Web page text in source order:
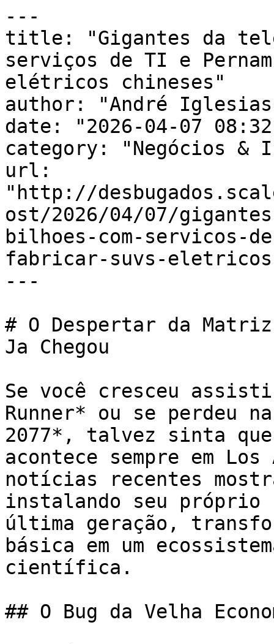
---
title: "Gigantes da
serviços de TI e
elétricos chineses"
author: "André
date: "2026-04-07
category: "Negócios &
url:
"http://
ost/2026/04/07/
bilhoes-com-servicos-
fabricar-suvs-
---
# O Despertar da
Ja Chegou
Se você cresceu
Runner* ou se perdeu
2077*, talvez sinta
acontece sempre em
notícias recentes
instalando seu próprio
última geração,
básica em um
científica.
## O Bug da Velha